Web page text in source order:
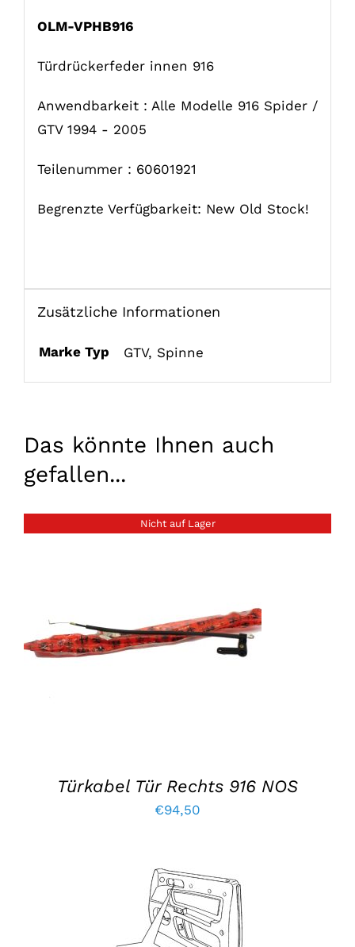
OLM-VPHB916
Türdrückerfeder innen 916
Anwendbarkeit : Alle Modelle 916 Spider /
GTV 1994 - 2005
Teilenummer : 60601921
Begrenzte Verfügbarkeit: New Old Stock!
Zusätzliche Informationen
Marke Typ GTV, Spinne
Das könnte Ihnen auch
gefallen...
Nicht auf Lager
EINZELHEITEN
Türkabel Tür Rechts 916 NOS
€94,50